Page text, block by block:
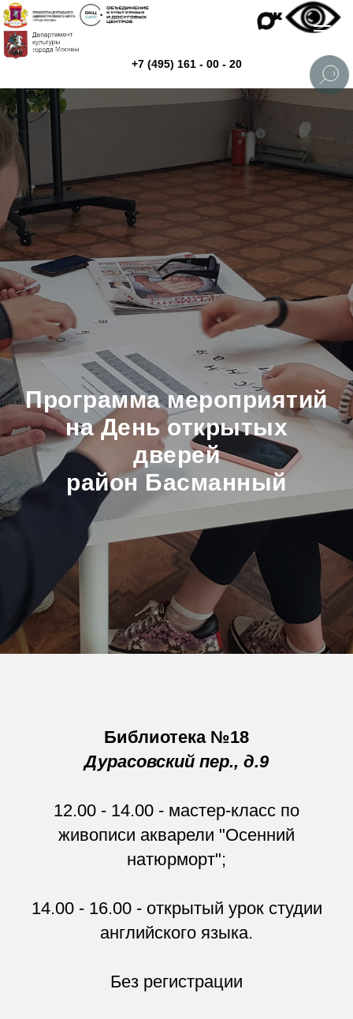
Программа мероприятий
на День открытых
дверей
район Басманный
Библиотека №18
Дурасовский пер., д.9
12.00 - 14.00 - мастер-класс по
живописи акварели "Осенний
натюрморт";
14.00 - 16.00 - открытый урок студии
английского языка.
Без регистрации